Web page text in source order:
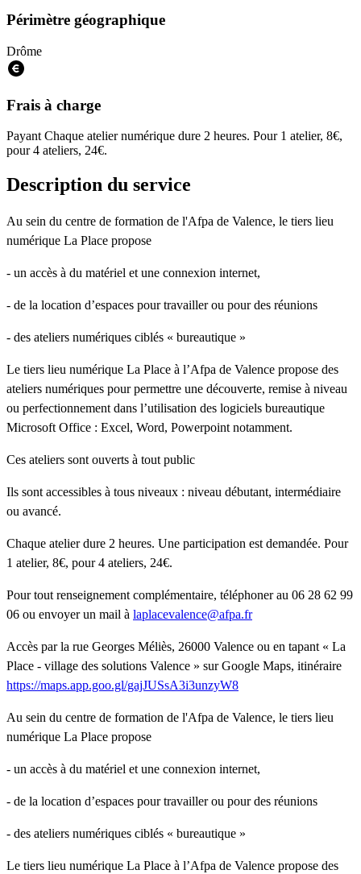
Périmètre géographique
Drôme
Frais à charge
Payant Chaque atelier numérique dure 2 heures. Pour 1 atelier, 8€,
pour 4 ateliers, 24€.
Description du service
Au sein du centre de formation de l'Afpa de Valence, le tiers lieu
numérique La Place propose
- un accès à du matériel et une connexion internet,
- de la location d’espaces pour travailler ou pour des réunions
- des ateliers numériques ciblés « bureautique »
Le tiers lieu numérique La Place à l’Afpa de Valence propose des
ateliers numériques pour permettre une découverte, remise à niveau
ou perfectionnement dans l’utilisation des logiciels bureautique
Microsoft Office : Excel, Word, Powerpoint notamment.
Ces ateliers sont ouverts à tout public
Ils sont accessibles à tous niveaux : niveau débutant, intermédiaire
ou avancé.
Chaque atelier dure 2 heures. Une participation est demandée. Pour
1 atelier, 8€, pour 4 ateliers, 24€.
Pour tout renseignement complémentaire, téléphoner au 06 28 62 99
06 ou envoyer un mail à laplacevalence@afpa.fr
Accès par la rue Georges Méliès, 26000 Valence ou en tapant « La
Place - village des solutions Valence » sur Google Maps, itinéraire
https://maps.app.goo.gl/gajJUSsA3i3unzyW8
Au sein du centre de formation de l'Afpa de Valence, le tiers lieu
numérique La Place propose
- un accès à du matériel et une connexion internet,
- de la location d’espaces pour travailler ou pour des réunions
- des ateliers numériques ciblés « bureautique »
Le tiers lieu numérique La Place à l’Afpa de Valence propose des